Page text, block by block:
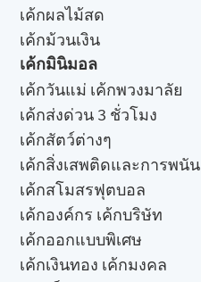
เค้กผลไม้สด
เค้กม้วนเงิน
เค้กมินิมอล
เค้กวันแม่ เค้กพวงมาลัย
เค้กส่งด่วน 3 ชั่วโมง
เค้กสัตว์ต่างๆ
เค้กสิ่งเสพติดและการพนัน
เค้กสโมสรฟุตบอล
เค้กองค์กร เค้กบริษัท
เค้กออกแบบพิเศษ
เค้กเงินทอง เค้กมงคล